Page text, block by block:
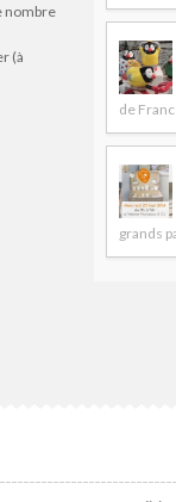
nombre
(à
de
grands